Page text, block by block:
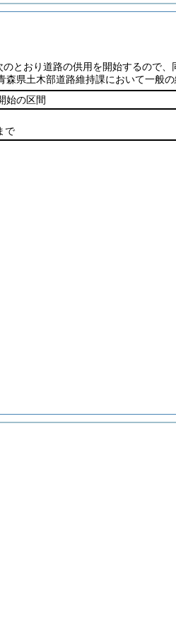
とおり道路の供用を開始するので、
県土木部道路維持課において一般の
始の区間
で